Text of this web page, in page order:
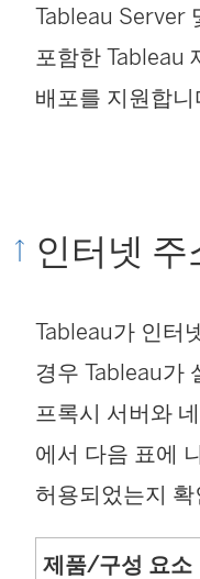
Tableau Server
포함한 Tableau
배포를 지원합니
인터넷
Tableau가 인터
경우 Tableau가
프록시 서버와
에서 다음 표에
허용되었는지
제품/구성 요소